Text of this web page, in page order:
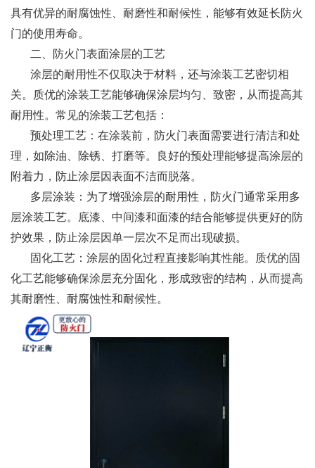
具有优异的耐腐蚀性、耐磨性和耐候性，能够有效延长防火
门的使用寿命。
二、防火门表面涂层的工艺
涂层的耐用性不仅取决于材料，还与涂装工艺密切相
关。质优的涂装工艺能够确保涂层均匀、致密，从而提高其
耐用性。常见的涂装工艺包括：
预处理工艺：在涂装前，防火门表面需要进行清洁和处
理，如除油、除锈、打磨等。良好的预处理能够提高涂层的
附着力，防止涂层因表面不洁而脱落。
多层涂装：为了增强涂层的耐用性，防火门通常采用多
层涂装工艺。底漆、中间漆和面漆的结合能够提供更好的防
护效果，防止涂层因单一层次不足而出现破损。
固化工艺：涂层的固化过程直接影响其性能。质优的固
化工艺能够确保涂层充分固化，形成致密的结构，从而提高
其耐磨性、耐腐蚀性和耐候性。